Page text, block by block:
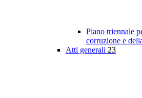
Piano triennale
corruzione e
Atti generali 23